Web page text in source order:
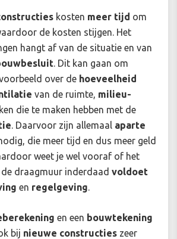
kosten meer tijd om
de kosten stijgen. Het
hangt af van de situatie en van
. Dit kan gaan om
over de hoeveelheid
van de ruimte, milieu-
die te maken hebben met de
. Daarvoor zijn allemaal aparte
die meer tijd en dus meer geld
weet je wel vooraf of het
draagmuur inderdaad voldoet
en regelgeving.
en een bouwtekening
bij nieuwe constructies zeer